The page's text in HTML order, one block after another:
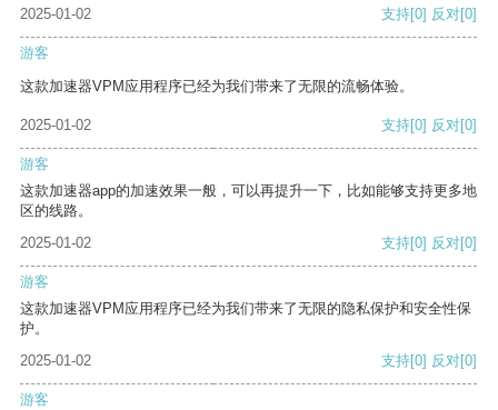
2025-01-02
支持[0] 反对[0]
游客
这款加速器VPM应用程序已经为我们带来了无限的流畅体验。
2025-01-02 支持[0] 反对[0]
游客
这款加速器app的加速效果一般，可以再提升一下，比如能够支持更多地
区的线路。
2025-01-02
支持[0] 反对[0]
游客
这款加速器VPM应用程序已经为我们带来了无限的隐私保护和安全性保
护。
2025-01-02
支持[0] 反对[0]
游客